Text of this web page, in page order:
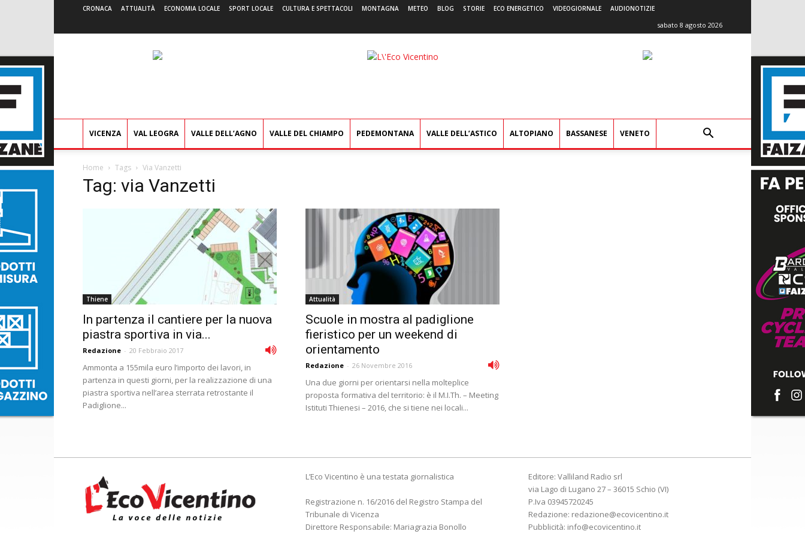
CRONACA ATTUALITÀ ECONOMIA LOCALE SPORT LOCALE CULTURA E SPETTACOLI MONTAGNA METEO BLOG STORIE ECO ENERGETICO VIDEOGIORNALE AUDIONOTIZIE
sabato 8 agosto 2026
L'Eco
VICENZA VAL LEOGRA VALLE DELL’AGNO VALLE DEL CHIAMPO PEDEMONTANA VALLE DELL’ASTICO ALTOPIANO BASSANESE VENETO
Home Tags Via Vanzetti
Tag: via Vanzetti
Thiene
In partenza il cantiere per la nuova
piastra sportiva in via...
Redazione - 20 Febbraio 2017
Ammonta a 155mila euro l’importo dei lavori, in
partenza in questi giorni, per la realizzazione di una
piastra sportiva nell’area sterrata retrostante il
Padiglione...
Attualità
Scuole in mostra al padiglione
fieristico per un weekend di
orientamento
Redazione - 26 Novembre 2016
Una due giorni per orientarsi nella molteplice
proposta formativa del territorio: è il M.I.Th. – Meeting
Istituti Thienesi – 2016, che si tiene nei locali...
L’Eco Vicentino è una testata giornalistica
Registrazione n. 16/2016 del Registro Stampa del
Tribunale di Vicenza
Direttore Responsabile: Mariagrazia Bonollo
Editore: Valliland Radio srl
via Lago di Lugano 27 – 36015 Schio (VI)
P.Iva 03945720245
Redazione: redazione@ecovicentino.it
Pubblicità: info@ecovicentino.it